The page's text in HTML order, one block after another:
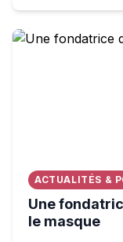
Une fondatrice
ACTUALITÉS &
Une
le masque